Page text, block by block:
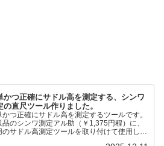
かつ正確にサドル高を測定する、シンワ
の直尺ツール作りました。
かつ正確にサドル高を測定するツールです。
品のシンワ測定アル助（￥1,375円程）に、
のサドル高測定ツールを取り付けて使用しま